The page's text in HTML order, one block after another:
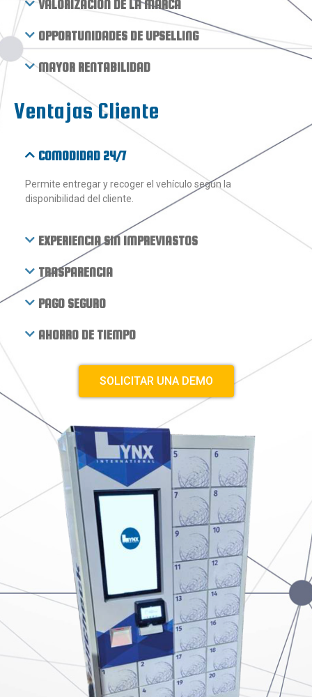
VALORIZACIÓN DE LA MARCA
OPPORTUNIDADES DE UPSELLING
MAYOR RENTABILIDAD
Ventajas Cliente
COMODIDAD 24/7
Permite entregar y recoger el vehículo según la
disponibilidad del cliente.
EXPERIENCIA SIN IMPREVIASTOS
TRASPARENCIA
PAGO SEGURO
AHORRO DE TIEMPO
SOLICITAR UNA DEMO